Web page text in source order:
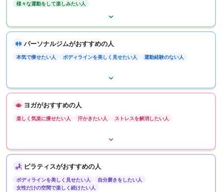
様々な運動をして楽しみたい人
パーソナルジムがおすすめの人
本気で痩せたい人 ボディラインを美しく見せたい人 運動経験のない人
ヨガがおすすめの人
楽しく気楽に痩せたい人 汗かきたい人 ストレスを解消したい人
ピラティスがおすすめの人
ボディラインを美しく見せたい人
自分磨きをしたい人
女性だけの空間で楽しく続けたい人